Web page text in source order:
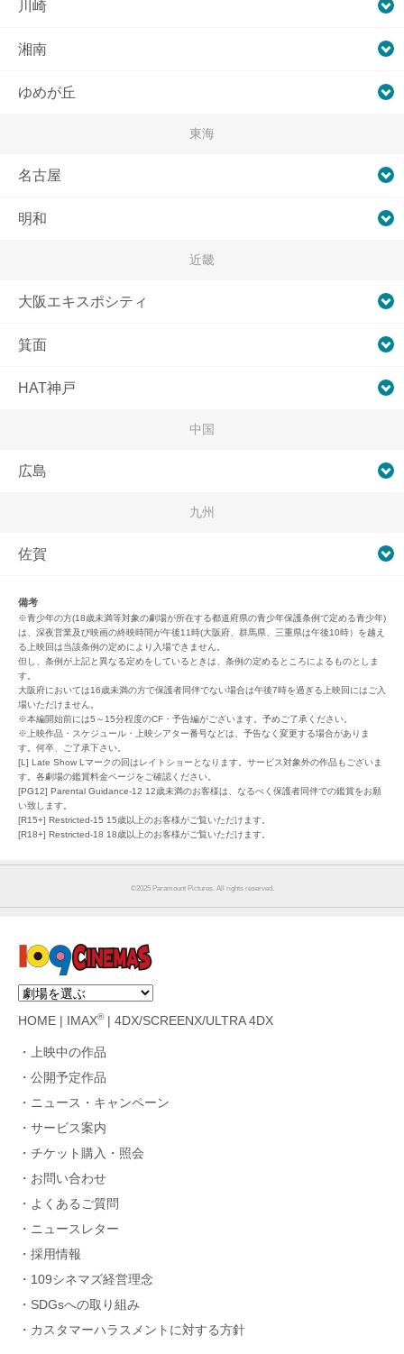
川崎
湘南
ゆめが丘
東海
名古屋
明和
近畿
大阪エキスポシティ
箕面
HAT神戸
中国
広島
九州
佐賀
備考
※青少年の方(18歳未満等対象の劇場が所在する都道府県の青少年保護条例で定める青少年)
は、深夜営業及び映画の終映時間が午後11時(大阪府、群馬県、三重県は午後10時）を越え
る上映回は当該条例の定めにより入場できません。
但し、条例が上記と異なる定めをしているときは、条例の定めるところによるものとしま
す。
大阪府においては16歳未満の方で保護者同伴でない場合は午後7時を過ぎる上映回にはご入
場いただけません。
※本編開始前には5～15分程度のCF・予告編がございます。予めご了承ください。
※上映作品・スケジュール・上映シアター番号などは、予告なく変更する場合がありま
す。何卒、ご了承下さい。
[L] Late Show Lマークの回はレイトショーとなります。サービス対象外の作品もございま
す。各劇場の鑑賞料金ページをご確認ください。
[PG12] Parental Guidance-12 12歳未満のお客様は、なるべく保護者同伴での鑑賞をお願
い致します。
[R15+] Restricted-15 15歳以上のお客様がご覧いただけます。
[R18+] Restricted-18 18歳以上のお客様がご覧いただけます。
©︎2025 Paramount Pictures. All rights reserved.
HOME | IMAX®| 4DX/SCREENX/ULTRA 4DX
上映中の作品
公開予定作品
ニュース・キャンペーン
サービス案内
チケット購入・照会
お問い合わせ
よくあるご質問
ニュースレター
採用情報
109シネマズ経営理念
SDGsへの取り組み
カスタマーハラスメントに対する方針